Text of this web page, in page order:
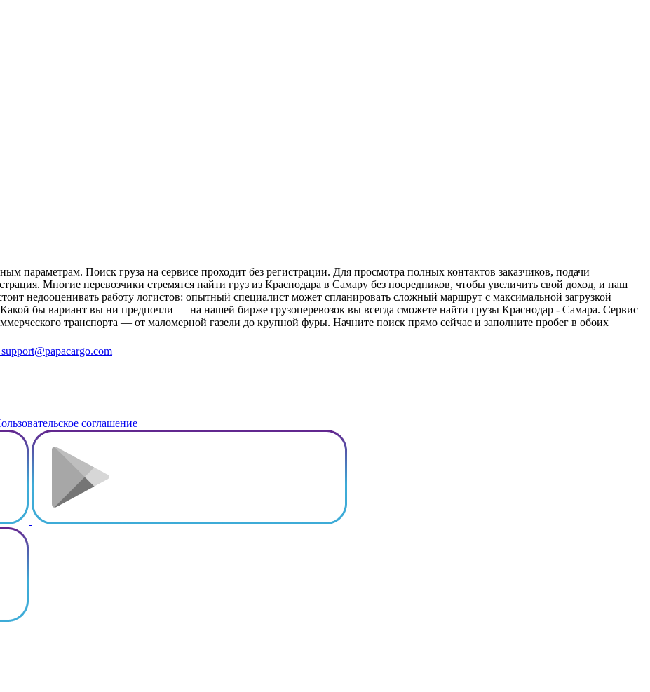
параметрам. Поиск груза на сервисе проходит без регистрации. Для просмотра полных контактов заказчиков, подачи
Многие перевозчики стремятся найти груз из Краснодара в Самару без посредников, чтобы увеличить свой доход, и наш
недооценивать работу логистов: опытный специалист может спланировать сложный маршрут с максимальной загрузкой
бы вариант вы ни предпочли — на нашей бирже грузоперевозок вы всегда сможете найти грузы Краснодар - Самара. Сервис
транспорта — от маломерной газели до крупной фуры. Начните поиск прямо сейчас и заполните пробег в обоих
support@papacargo.com
соглашение